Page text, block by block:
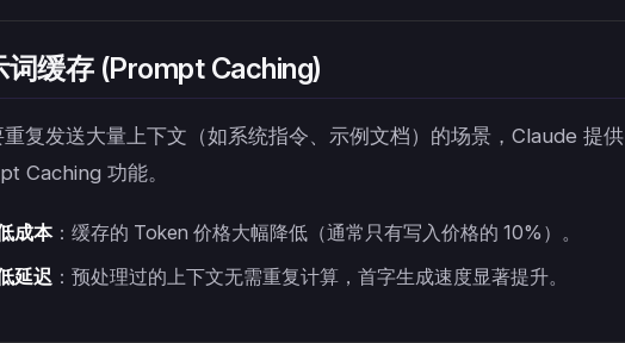
词缓存 (Prompt Caching)
复发送大量上下文（如系统指令、示例文档）的场景，Claude 提供
Caching 功能。
成本：缓存的 Token 价格大幅降低（通常只有写入价格的 10%）。
延迟 ：预处理过的上下文无需重复计算，首字生成速度显著提升。